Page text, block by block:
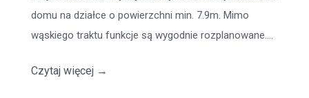
domu na działce o powierzchni min. 7.9m. Mimo
wąskiego traktu funkcje są wygodnie rozplanowane....
Czytaj więcej →